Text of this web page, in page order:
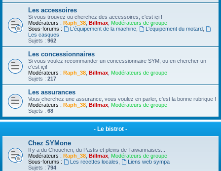
Les accessoires
Si vous trouvez ou cherchez des accessoires, c'est içi !
Modérateurs : Raph_38 Billmax Modérateurs de groupe
Sous-forums :
L'équipement de la machine, L'équipement du motard,
Les casques
Sujets : 962
Les concessionnaires
Si vous voulez recommander un concessionnaire SYM, ou en chercher un
c'est içi!
Modérateurs : Raph_38 Billmax Modérateurs de groupe
Sujets : 217
Les assurances
Vous cherchez une assurance, vous voulez en parler, c'est la bonne rubrique !
Modérateurs : Raph_38 Billmax Modérateurs de groupe
Sujets : 68
- Le bistrot -
Chez SYMone
Il y a du Chouchen, du Pastis et pleins de Taiwannaises...
Modérateurs : Raph_38 Billmax Modérateurs de groupe
Sous-forums :
Les recettes locales
Liens web sympa
Sujets : 794